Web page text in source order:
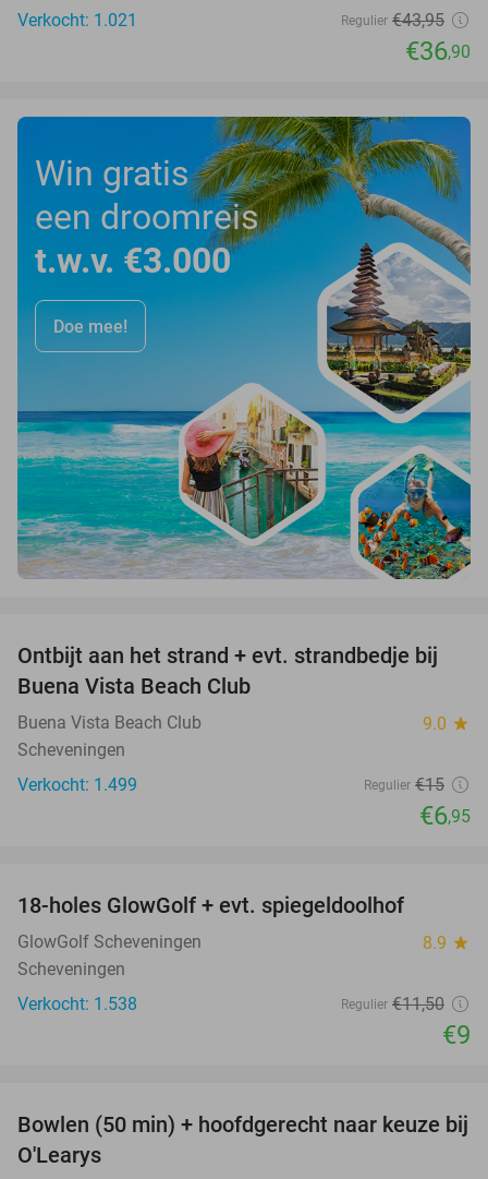
Verkocht: 1.021 Regulier €43,95
€36,90
Win gratis
een droomreis
t.w.v. €3.000
Doe mee!
54%
Ontbijt aan het strand + evt. strandbedje bij
Buena Vista Beach Club
Buena Vista Beach Club 9.0 star
Scheveningen
Verkocht: 1.499
Regulier €15
€6,95
18-holes GlowGolf + evt. spiegeldoolhof
GlowGolf Scheveningen 8.9 star
Scheveningen
Verkocht: 1.538
Regulier €11,50
€9
38%
Bowlen (50 min) + hoofdgerecht naar keuze bij
O'Learys